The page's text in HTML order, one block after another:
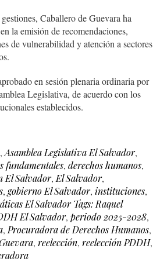
Caballero de Guevara ha
la emisión de recomendaciones,
de vulnerabilidad y atención a sectores
en sesión plenaria ordinaria por
Legislativa, de acuerdo con los
establecidos.
, Asamblea Legislativa El Salvador,
fundamentales, derechos humanos,
El Salvador, El Salvador,
, gobierno El Salvador, instituciones,
El Salvador Tags: Raquel
El Salvador, periodo 2025-2028,
, Procuradora de Derechos Humanos,
, reelección, reelección PDDH,